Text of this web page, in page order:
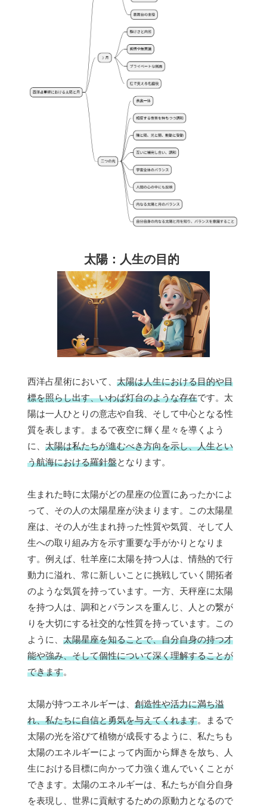
太陽：人生の目的
西洋占星術において、 太陽は人生における目的や目
標を照らし出す、いわば灯台のような存在です。太
陽は一人ひとりの意志や自我、そして中心となる性
質を表します。まるで夜空に輝く星々を導くよう
に、 太陽は私たちが進むべき方向を示し、人生とい
う航海における羅針盤となります。
生まれた時に太陽がどの星座の位置にあったかによ
って、その人の太陽星座が決まります。この太陽星
座は、その人が生まれ持った性質や気質、そして人
生への取り組み方を示す重要な手がかりとなりま
す。例えば、牡羊座に太陽を持つ人は、情熱的で行
動力に溢れ、常に新しいことに挑戦していく開拓者
のような気質を持っています。一方、天秤座に太陽
を持つ人は、調和とバランスを重んじ、人との繋が
りを大切にする社交的な性質を持っています。この
ように、 太陽星座を知ることで、自分自身の持つ才
能や強み、そして個性について深く理解することが
できます。
太陽が持つエネルギーは、 創造性や活力に満ち溢
れ、私たちに自信と勇気を与えてくれます。まるで
太陽の光を浴びて植物が成長するように、私たちも
太陽のエネルギーによって内面から輝きを放ち、人
生における目標に向かって力強く進んでいくことが
できます。太陽のエネルギーは、私たちが自分自身
を表現し、世界に貢献するための原動力となるので